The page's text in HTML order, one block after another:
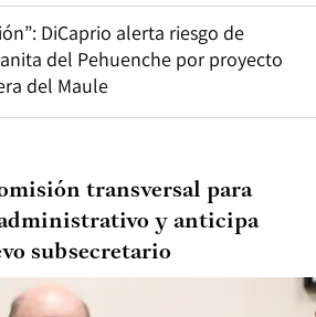
DiCaprio alerta riesgo de
del Pehuenche por proyecto
del Maule
transversal para
y anticipa
subsecretario